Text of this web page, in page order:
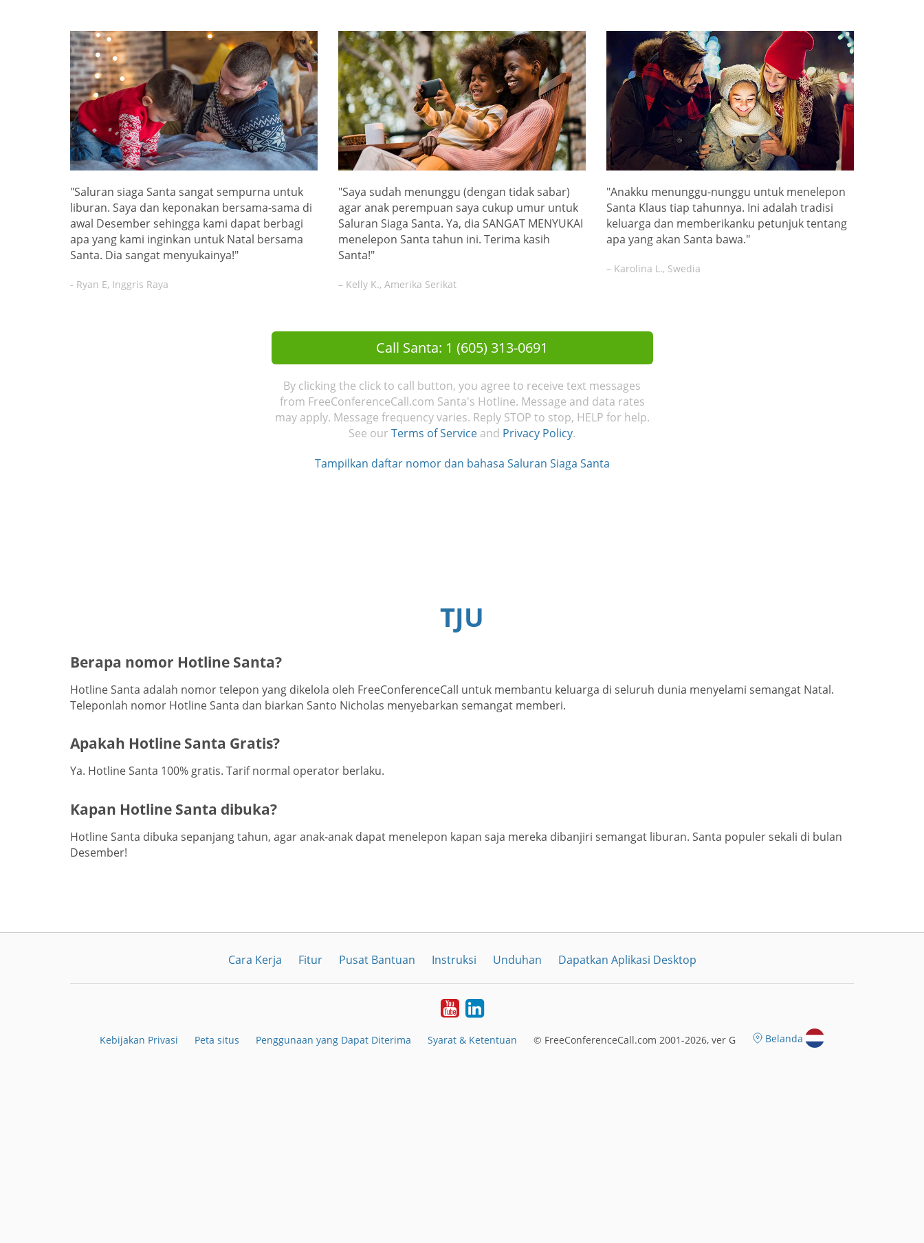
"Saluran siaga Santa sangat sempurna untuk
liburan. Saya dan keponakan bersama-sama di
awal Desember sehingga kami dapat berbagi
apa yang kami inginkan untuk Natal bersama
Santa. Dia sangat menyukainya!"
- Ryan E, Inggris Raya
"Saya sudah menunggu (dengan tidak sabar)
agar anak perempuan saya cukup umur untuk
Saluran Siaga Santa. Ya, dia SANGAT MENYUKAI
menelepon Santa tahun ini. Terima kasih
Santa!"
– Kelly K., Amerika Serikat
"Anakku menunggu-nunggu untuk menelepon
Santa Klaus tiap tahunnya. Ini adalah tradisi
keluarga dan memberikanku petunjuk tentang
apa yang akan Santa bawa."
– Karolina L., Swedia
Call Santa: 1 (605) 313-0691
By clicking the click to call button, you agree to receive text messages
from FreeConferenceCall.com Santa's Hotline. Message and data rates
may apply. Message frequency varies. Reply STOP to stop, HELP for help.
See our Terms of Service and Privacy Policy.
Tampilkan daftar nomor dan bahasa Saluran Siaga Santa
TJU
Berapa nomor Hotline Santa?
Hotline Santa adalah nomor telepon yang dikelola oleh FreeConferenceCall untuk membantu keluarga di seluruh dunia menyelami semangat Natal.
Teleponlah nomor Hotline Santa dan biarkan Santo Nicholas menyebarkan semangat memberi.
Apakah Hotline Santa Gratis?
Ya. Hotline Santa 100% gratis. Tarif normal operator berlaku.
Kapan Hotline Santa dibuka?
Hotline Santa dibuka sepanjang tahun, agar anak-anak dapat menelepon kapan saja mereka dibanjiri semangat liburan. Santa populer sekali di bulan
Desember!
Cara Kerja Fitur Pusat Bantuan Instruksi Unduhan Dapatkan Aplikasi Desktop
YouTubeLinkedIn
Kebijakan Privasi Peta situs Penggunaan yang Dapat Diterima Syarat & Ketentuan © FreeConferenceCall.com 2001-2026, ver G Belanda